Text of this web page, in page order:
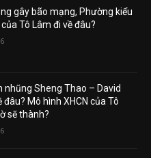
gây bão mạng, Phường kiểu
Tô Lâm đi về đâu?
nhũng Sheng Thao – David
đâu? Mô hình XHCN của Tô
sẽ thành?